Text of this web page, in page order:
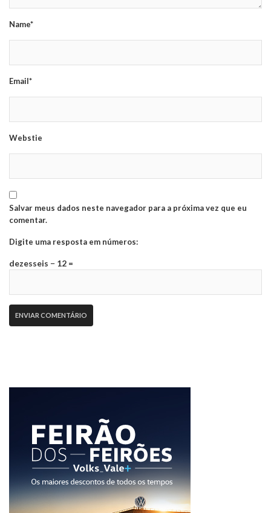
Name*
Email*
Webstie
Salvar meus dados neste navegador para a próxima vez que eu
comentar.
Digite uma resposta em números:
dezesseis − 12 =